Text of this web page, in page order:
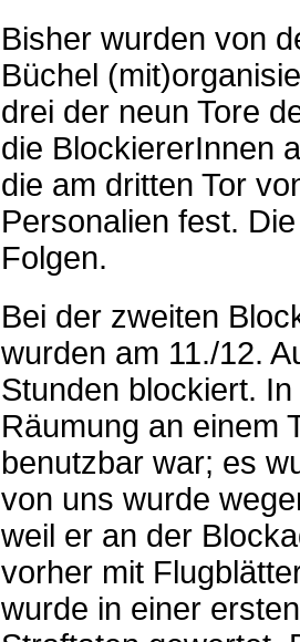
Bisher wurden von
Büchel
drei der neun Tore
die BlockiererInnen
die am dritten Tor
Personalien fest.
Folgen.
Bei der zweiten
wurden am 11./12.
Stunden blockiert.
Räumung an einem
benutzbar war; es
von uns wurde
weil er an der
vorher mit
wurde in einer